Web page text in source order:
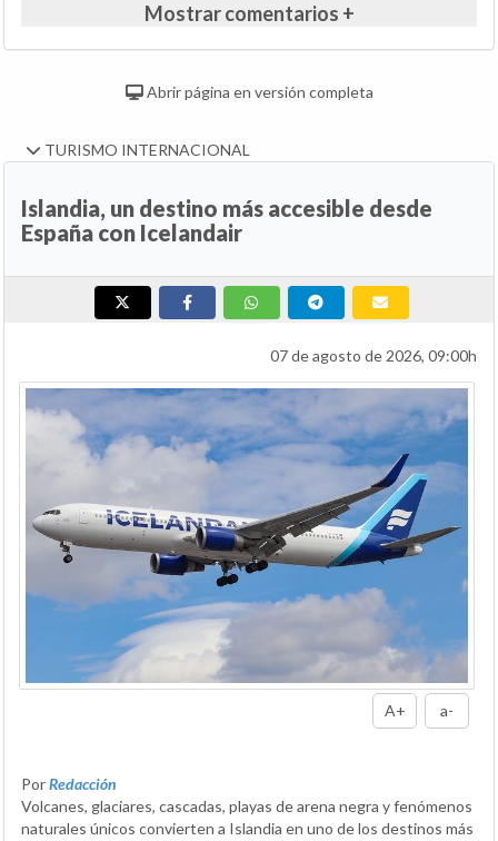
Mostrar comentarios +
Abrir página en versión completa
TURISMO INTERNACIONAL
Islandia, un destino más accesible desde
España con Icelandair
07 de agosto de 2026, 09:00h
A+ a-
PorRedacción
Volcanes, glaciares, cascadas, playas de arena negra y fenómenos
naturales únicos convierten a Islandia en uno de los destinos más